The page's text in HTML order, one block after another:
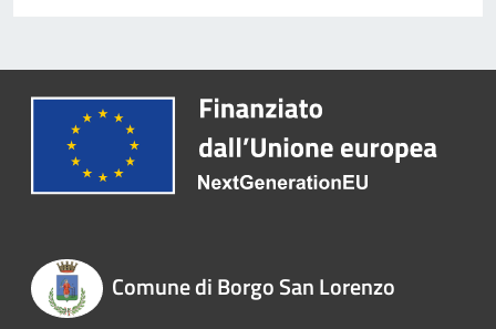
Comune di Borgo San Lorenzo